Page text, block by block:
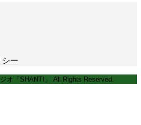
シー
オ「SHANTI」 All Rights Reserved.